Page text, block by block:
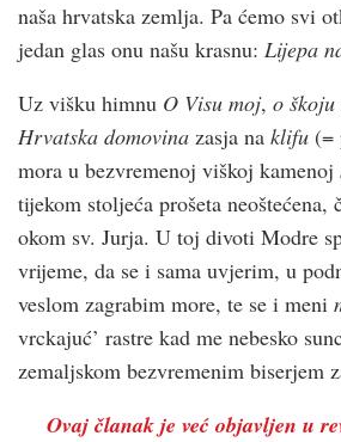
naša hrvatska zemlja. Pa ćemo svi
jedan glas onu našu krasnu: Lijepa
Uz višku himnu O Visu moj, o
Hrvatska domovina zasja na klifu (=
mora u bezvremenoj viškoj kamenoj
tijekom stoljeća prošeta neoštećena,
okom sv. Jurja. U toj divoti Modre
vrijeme, da se i sama uvjerim, u
veslom zagrabim more, te se i meni
vrckajuć’ rastre kad me nebesko
zemaljskom bezvremenim biserjem
Ovaj članak je već objavljen u